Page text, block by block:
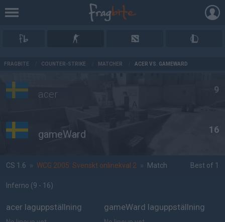
FRAGBITE COUNTER-STRIKE MATCHER ACER VS. GAMEWARD
acer 9
gameWard 16
CS 1.6 » WCG 2005: Svenskt onlinekval 2 » Match Best of 1
Inferno (9 - 16)
acer laguppställning gameWard laguppställning